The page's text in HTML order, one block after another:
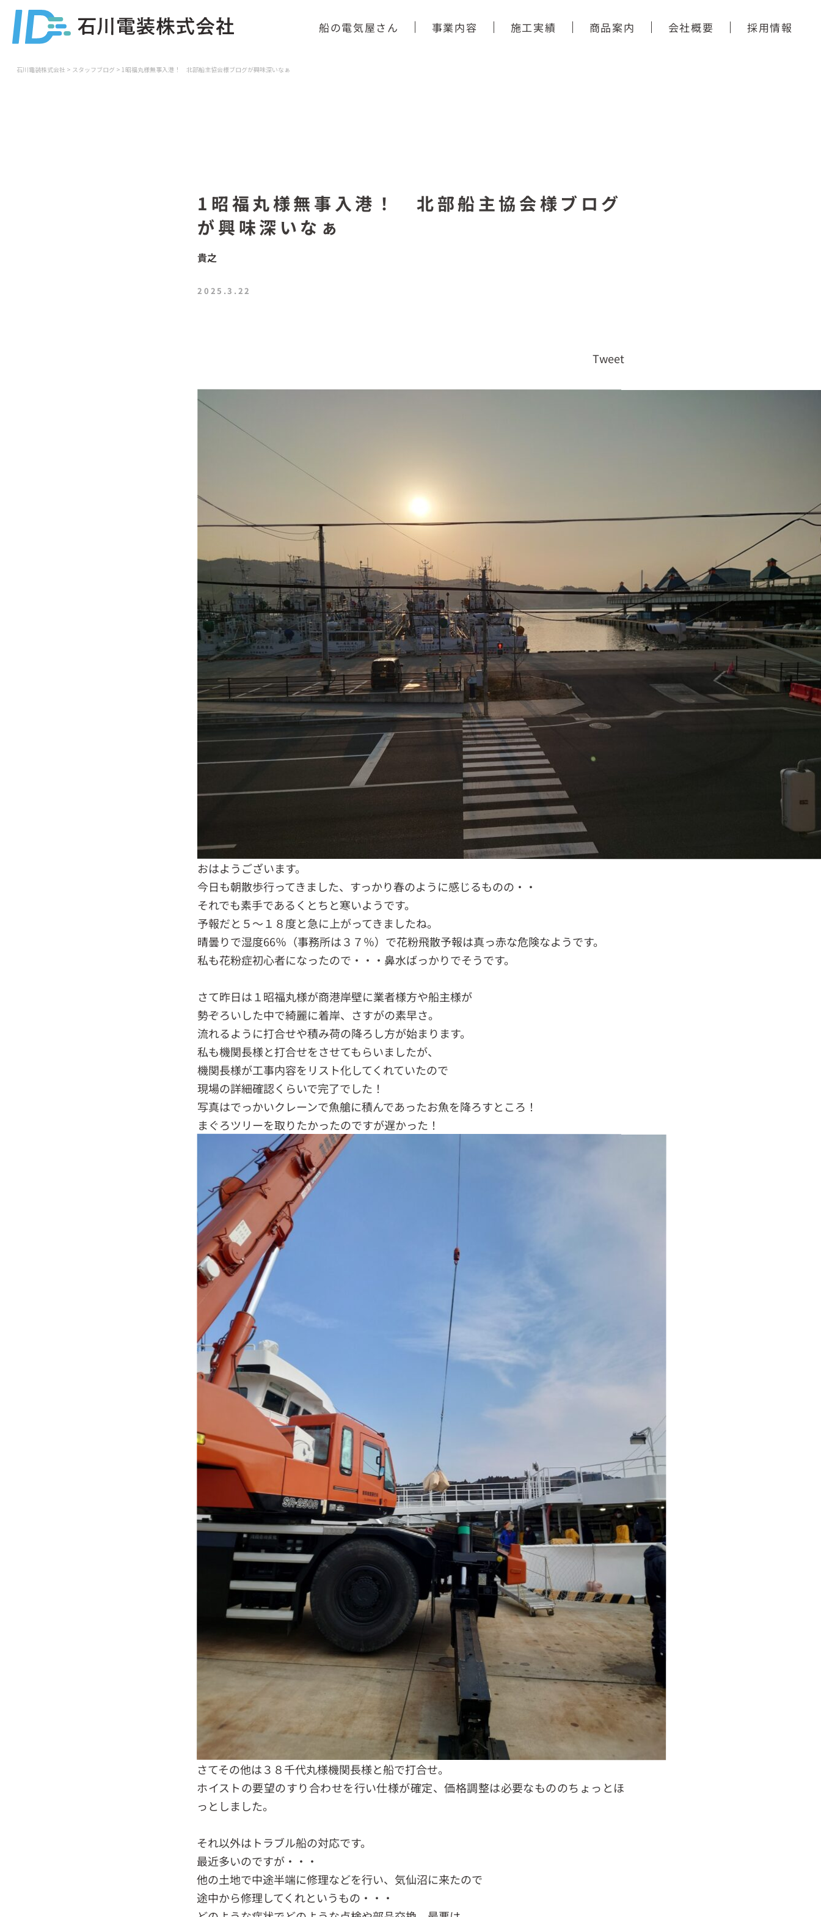
船の電気屋さん 事業内容 施工実績 商品案内 会社概要 採用情報
石川電装株式会社 > スタッフブログ > 1昭福丸様無事入港！ 北部船主協会様ブログが興味深いなぁ
1昭福丸様無事入港！ 北部船主協会様ブログ
が興味深いなぁ
貴之
2025.3.22
Tweet
おはようございます。
今日も朝散歩行ってきました、すっかり春のように感じるものの・・
それでも素手であるくとちと寒いようです。
予報だと５～１８度と急に上がってきましたね。
晴曇りで湿度66％（事務所は３７％）で花粉飛散予報は真っ赤な危険なようです。
私も花粉症初心者になったので・・・鼻水ばっかりでそうです。
さて昨日は１昭福丸様が商港岸壁に業者様方や船主様が
勢ぞろいした中で綺麗に着岸、さすがの素早さ。
流れるように打合せや積み荷の降ろし方が始まります。
私も機関長様と打合せをさせてもらいましたが、
機関長様が工事内容をリスト化してくれていたので
現場の詳細確認くらいで完了でした！
写真はでっかいクレーンで魚艙に積んであったお魚を降ろすところ！
まぐろツリーを取りたかったのですが遅かった！
さてその他は３８千代丸様機関長様と船で打合せ。
ホイストの要望のすり合わせを行い仕様が確定、価格調整は必要なもののちょっとほ
っとしました。
それ以外はトラブル船の対応です。
最近多いのですが・・・
他の土地で中途半端に修理などを行い、気仙沼に来たので
途中から修理してくれというもの・・・